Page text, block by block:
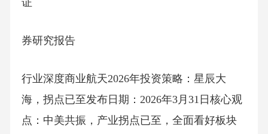
证
券研究报告
行业深度商业航天2026年投资策略：星辰大
海，拐点已至发布日期：2026年3月31日核心观
点：中美共振，产业拐点已至，全面看好板块